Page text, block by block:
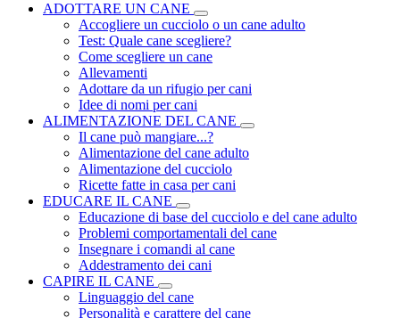
ADOTTARE UN CANE
Accogliere un cucciolo o un cane adulto
Test: Quale cane scegliere?
Come scegliere un cane
Allevamenti
Adottare da un rifugio per cani
Idee di nomi per cani
ALIMENTAZIONE DEL CANE
Il cane può mangiare...?
Alimentazione del cane adulto
Alimentazione del cucciolo
Ricette fatte in casa per cani
EDUCARE IL CANE
Educazione di base del cucciolo e del cane adulto
Problemi comportamentali del cane
Insegnare i comandi al cane
Addestramento dei cani
CAPIRE IL CANE
Linguaggio del cane
Personalità e carattere del cane